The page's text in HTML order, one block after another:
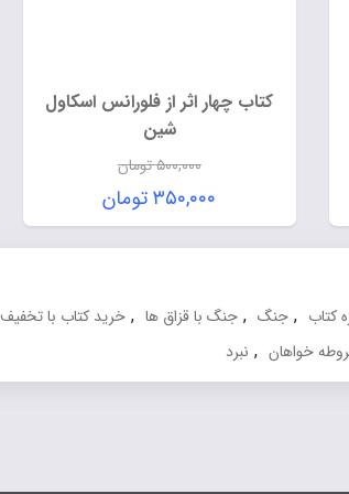
کتاب چهار اثر از فلورانس اسکاول
شین
۵۰۰,۰۰۰تومان
۳۵۰,۰۰۰تومان
کتاب , جنگ , جنگ با قزاق ها , خرید کتاب با تخفیف
خواهان , نبرد